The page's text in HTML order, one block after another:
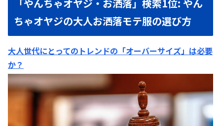
「やんちゃオヤジ・お洒落」検索1位: やん
ちゃオヤジの大人お洒落モテ服の選び方
大人世代にとってのトレンドの「オーバーサイズ」は必要
か？